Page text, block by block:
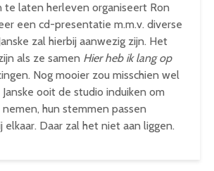
te laten herleven organiseert Ron
een cd-presentatie m.m.v. diverse
zal hierbij aanwezig zijn. Het
als ze samen Hier heb ik lang op
Nog mooier zou misschien wel
ooit de studio induiken om
hun stemmen passen
Daar zal het niet aan liggen.